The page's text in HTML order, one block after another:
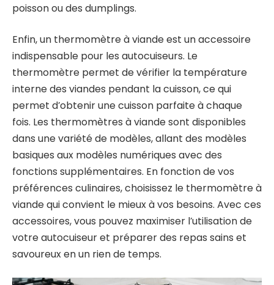
poisson ou des dumplings.
Enfin, un thermomètre à viande est un accessoire
indispensable pour les autocuiseurs. Le
thermomètre permet de vérifier la température
interne des viandes pendant la cuisson, ce qui
permet d’obtenir une cuisson parfaite à chaque
fois. Les thermomètres à viande sont disponibles
dans une variété de modèles, allant des modèles
basiques aux modèles numériques avec des
fonctions supplémentaires. En fonction de vos
préférences culinaires, choisissez le thermomètre à
viande qui convient le mieux à vos besoins. Avec ces
accessoires, vous pouvez maximiser l’utilisation de
votre autocuiseur et préparer des repas sains et
savoureux en un rien de temps.